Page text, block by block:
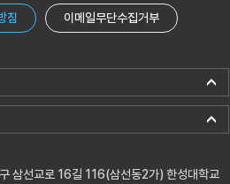
침 이메일무단수집거부
삼선교로 16길 116(삼선동2가) 한성대학교